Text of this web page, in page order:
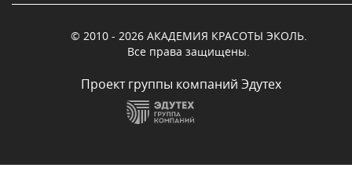
© 2010 - 2026 АКАДЕМИЯ КРАСОТЫ ЭКОЛЬ.
Все права защищены.
Проект группы компаний Эдутех